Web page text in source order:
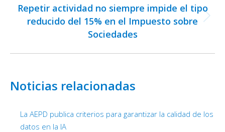
Publicación
siguiente:
Repetir actividad no siempre impide el tipo
reducido del 15% en el Impuesto sobre
Sociedades
Noticias relacionadas
La AEPD publica criterios para garantizar la calidad de los
datos en la IA